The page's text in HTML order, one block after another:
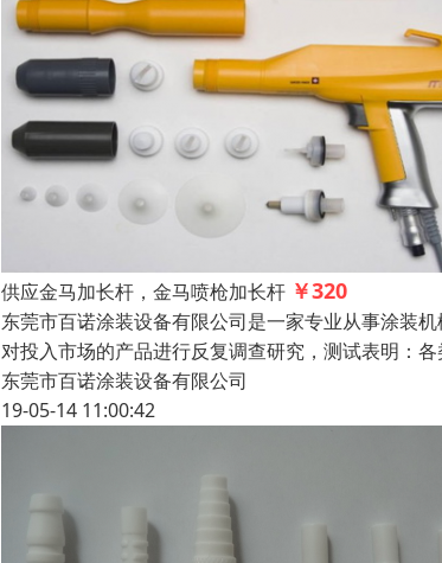
供应金马加长杆，金马喷枪加长杆 ￥320
东莞市百诺涂装设备有限公司是一家专业从事涂装
对投入市场的产品进行反复调查研究，测试表明：
东莞市百诺涂装设备有限公司
19-05-14 11:00:42